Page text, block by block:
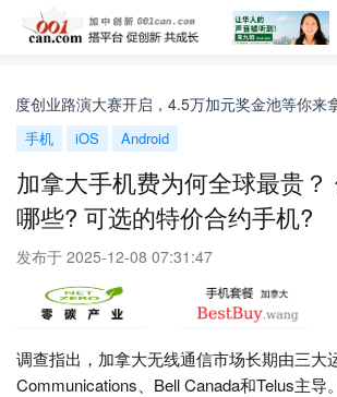
创业路演大赛开启，4.5万加元奖金池等你来拿
手机 iOS Android
加拿大手机费为何全球最贵？
哪些? 可选的特价合约手机?
发布于 2025-12-08 07:31:47
调查指出，加拿大无线通信市场长期由三
Communications、Bell Canada和Telus主导。